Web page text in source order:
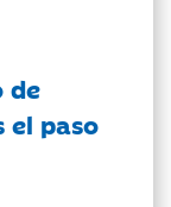
de
el paso